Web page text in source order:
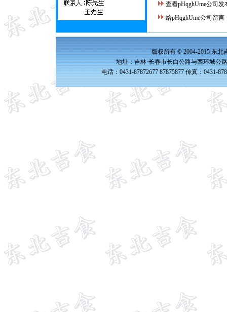
查看pHqghUme公司发
给pHqghUme公司留言
版权所有 © 2004-2015 东北
地址：吉林·长春市长白公路与西环城公
电话：0431-87872677 87875877 传真：0431-